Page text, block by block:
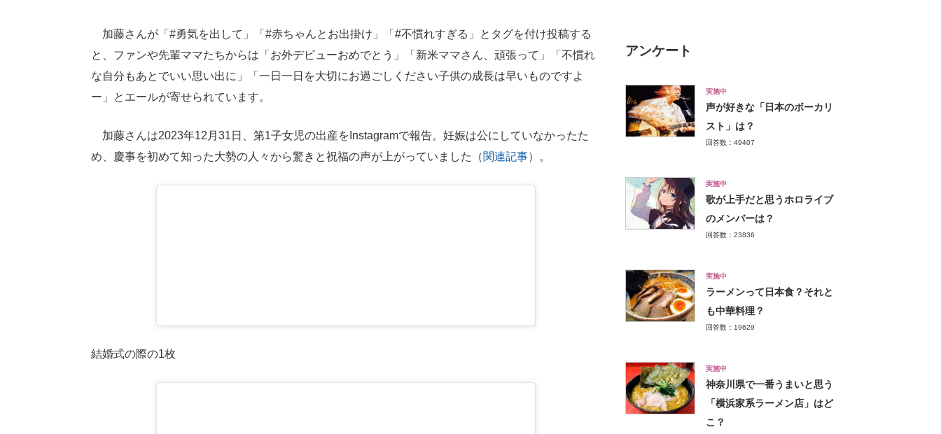
加藤さんが「#勇気を出して」「#赤ちゃんとお出掛け」「#不慣れすぎる」とタグを付け投稿する
と、ファンや先輩ママたちからは「お外デビューおめでとう」「新米ママさん、頑張って」「不慣れ
な自分もあとでいい思い出に」「一日一日を大切にお過ごしください子供の成長は早いものですよ
ー」とエールが寄せられています。
加藤さんは2023年12月31日、第1子女児の出産をInstagramで報告。妊娠は公にしていなかったた
め、慶事を初めて知った大勢の人々から驚きと祝福の声が上がっていました（関連記事）。
結婚式の際の1枚
アンケート
実施中
声が好きな「日本のボーカリ
スト」は？
回答数：49407
実施中
歌が上手だと思うホロライブ
のメンバーは？
回答数：23836
実施中
ラーメンって日本食？それと
も中華料理？
回答数：19629
実施中
神奈川県で一番うまいと思う
「横浜家系ラーメン店」はど
こ？